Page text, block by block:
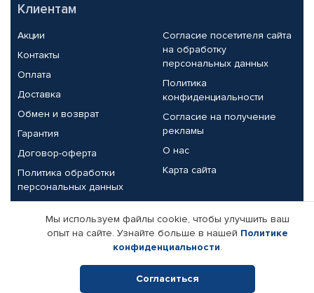
Клиентам
Акции
Контакты
Оплата
Доставка
Обмен и возврат
Гарантия
Договор-оферта
Политика обработки
персональных данных
Согласие посетителя сайта
на обработку
персональных данных
Политика
конфиденциальности
Согласие на получение
рекламы
О нас
Карта сайта
Партнерам
Корпоративным клиентам
Поставщикам
Реквизиты компании
Мы используем файлы cookie, чтобы улучшить ваш
опыт на сайте. Узнайте больше в нашей Политике
конфиденциальности.
Согласиться